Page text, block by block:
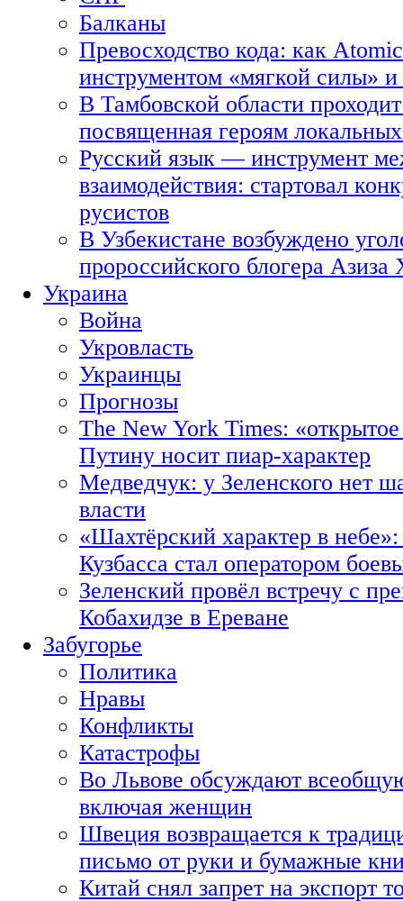
Балканы
Превосходство кода: как
инструментом «мягкой силы» и
В Тамбовской области
посвященная героям
Русский язык — инструмент
взаимодействия: стартовал
русистов
В Узбекистане возбуждено
пророссийского блогера Азиза
Украина
Война
Укровласть
Украинцы
Прогнозы
The New York Times:
Путину носит пиар-характер
Медведчук: у Зеленского нет
власти
«Шахтёрский характер в
Кузбасса стал оператором
Зеленский провёл встречу с
Кобахидзе в Ереване
Забугорье
Политика
Нравы
Конфликты
Катастрофы
Во Львове обсуждают
включая женщин
Швеция возвращается к
письмо от руки и бумажные
Китай снял запрет на экспорт